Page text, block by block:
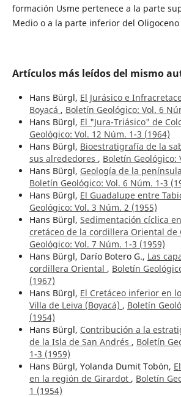
formación Usme pertenece a la parte
Medio o a la parte inferior del
Artículos más leídos del mismo
Hans Bürgl, El Jurásico e
Boyacá , Boletín Geológico: Vol. 6
Hans Bürgl, El "Jura-Triásico" de
Geológico: Vol. 12 Núm. 1-3 (1964)
Hans Bürgl, Bioestratigrafía de la
sus alrededores , Boletín Geológico:
Hans Bürgl, Geología de la
Boletín Geológico: Vol. 6 Núm. 1-3
Hans Bürgl, El Guadalupe entre
Geológico: Vol. 3 Núm. 2 (1955)
Hans Bürgl, Sedimentación cíclica
cretáceo de la cordillera Oriental de
Geológico: Vol. 7 Núm. 1-3 (1959)
Hans Bürgl, Darío Botero G., Las
cordillera Oriental , Boletín
(1967)
Hans Bürgl, El Cretáceo inferior en
Villa de Leiva (Boyacá) , Boletín
(1954)
Hans Bürgl, Contribución a la
de la Isla de San Andrés , Boletín
1-3 (1959)
Hans Bürgl, Yolanda Dumit Tobón,
en la región de Girardot , Boletín
1 (1954)